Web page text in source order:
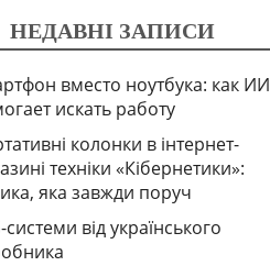
НЕДАВНІ ЗАПИСИ
вместо ноутбука: как ИИ
искать работу
колонки в інтернет-
техніки «Кібернетики»:
яка завжди поруч
від українського